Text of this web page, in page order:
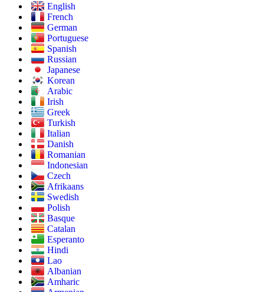
English
French
German
Portuguese
Spanish
Russian
Japanese
Korean
Arabic
Irish
Greek
Turkish
Italian
Danish
Romanian
Indonesian
Czech
Afrikaans
Swedish
Polish
Basque
Catalan
Esperanto
Hindi
Lao
Albanian
Amharic